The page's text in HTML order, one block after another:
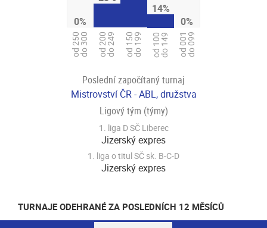
0%
od 250do 300 od 200do 249 od 150do 199
14%
od 100do 149
0%
od 001do 099
Poslední započítaný turnaj
Mistrovství ČR - ABL, družstva
Ligový tým (týmy)
1. liga D SČ Liberec
Jizerský expres
1. liga o titul SČ sk. B-C-D
Jizerský expres
TURNAJE ODEHRANÉ ZA POSLEDNÍCH 12 MĚSÍCŮ